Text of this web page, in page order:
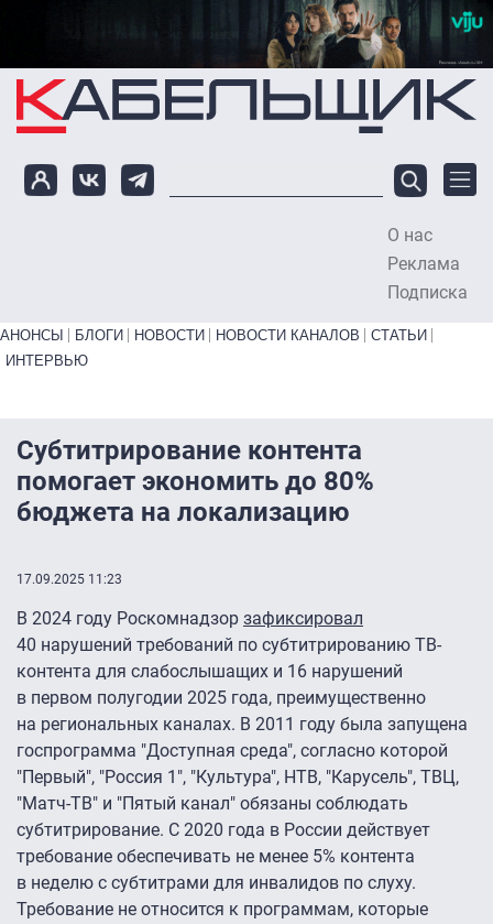
Перейти к основному содержанию
О нас
Реклама
Подписка
Primary links bottom
АНОНСЫ БЛОГИ НОВОСТИ НОВОСТИ КАНАЛОВ
СТАТЬИ
ИНТЕРВЬЮ
Субтитрирование контента
помогает экономить до 80%
бюджета на локализацию
17.09.2025 11:23
В 2024 году Роскомнадзор зафиксировал
40 нарушений требований по субтитрированию ТВ-
контента для слабослышащих и 16 нарушений
в первом полугодии 2025 года, преимущественно
на региональных каналах. В 2011 году была запущена
госпрограмма "Доступная среда", согласно которой
"Первый", "Россия 1″, "Культура", НТВ, "Карусель", ТВЦ,
"Матч-ТВ" и "Пятый канал" обязаны соблюдать
субтитрирование. С 2020 года в России действует
требование обеспечивать не менее 5% контента
в неделю с субтитрами для инвалидов по слуху.
Требование не относится к программам, которые